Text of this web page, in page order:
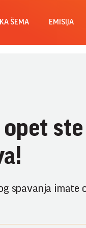
ŠEMA EMISIJA
ste
spavanja